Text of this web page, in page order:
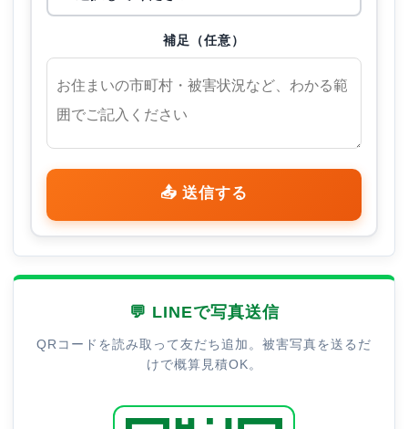
補足（任意）
📤 送信する
💬 LINEで写真送信
QRコードを読み取って友だち追加。被害写真を送るだ
けで概算見積OK。